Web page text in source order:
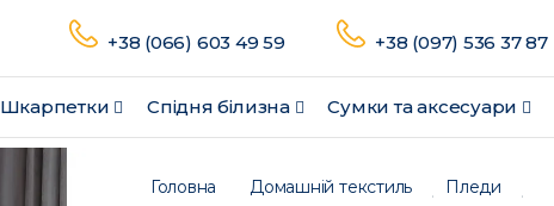
Шкарпетки Спідня білизна Сумки та аксесуари
+38 (066) 603 49 59 +38 (097) 536 37 87
Головна Домашній текстиль
Пледи